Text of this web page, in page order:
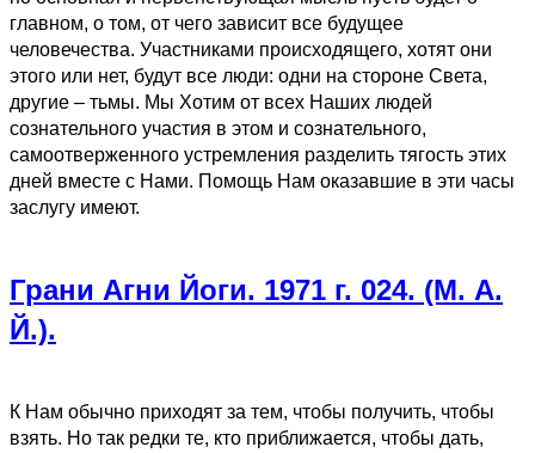
главном, о том, от чего зависит все будущее
человечества. Участниками происходящего, хотят они
этого или нет, будут все люди: одни на стороне Света,
другие – тьмы. Мы Хотим от всех Наших людей
сознательного участия в этом и сознательного,
самоотверженного устремления разделить тягость этих
дней вместе с Нами. Помощь Нам оказавшие в эти часы
заслугу имеют.
Грани Агни Йоги. 1971 г. 024. (М. А.
Й.).
К Нам обычно приходят за тем, чтобы получить, чтобы
взять. Но так редки те, кто приближается, чтобы дать,